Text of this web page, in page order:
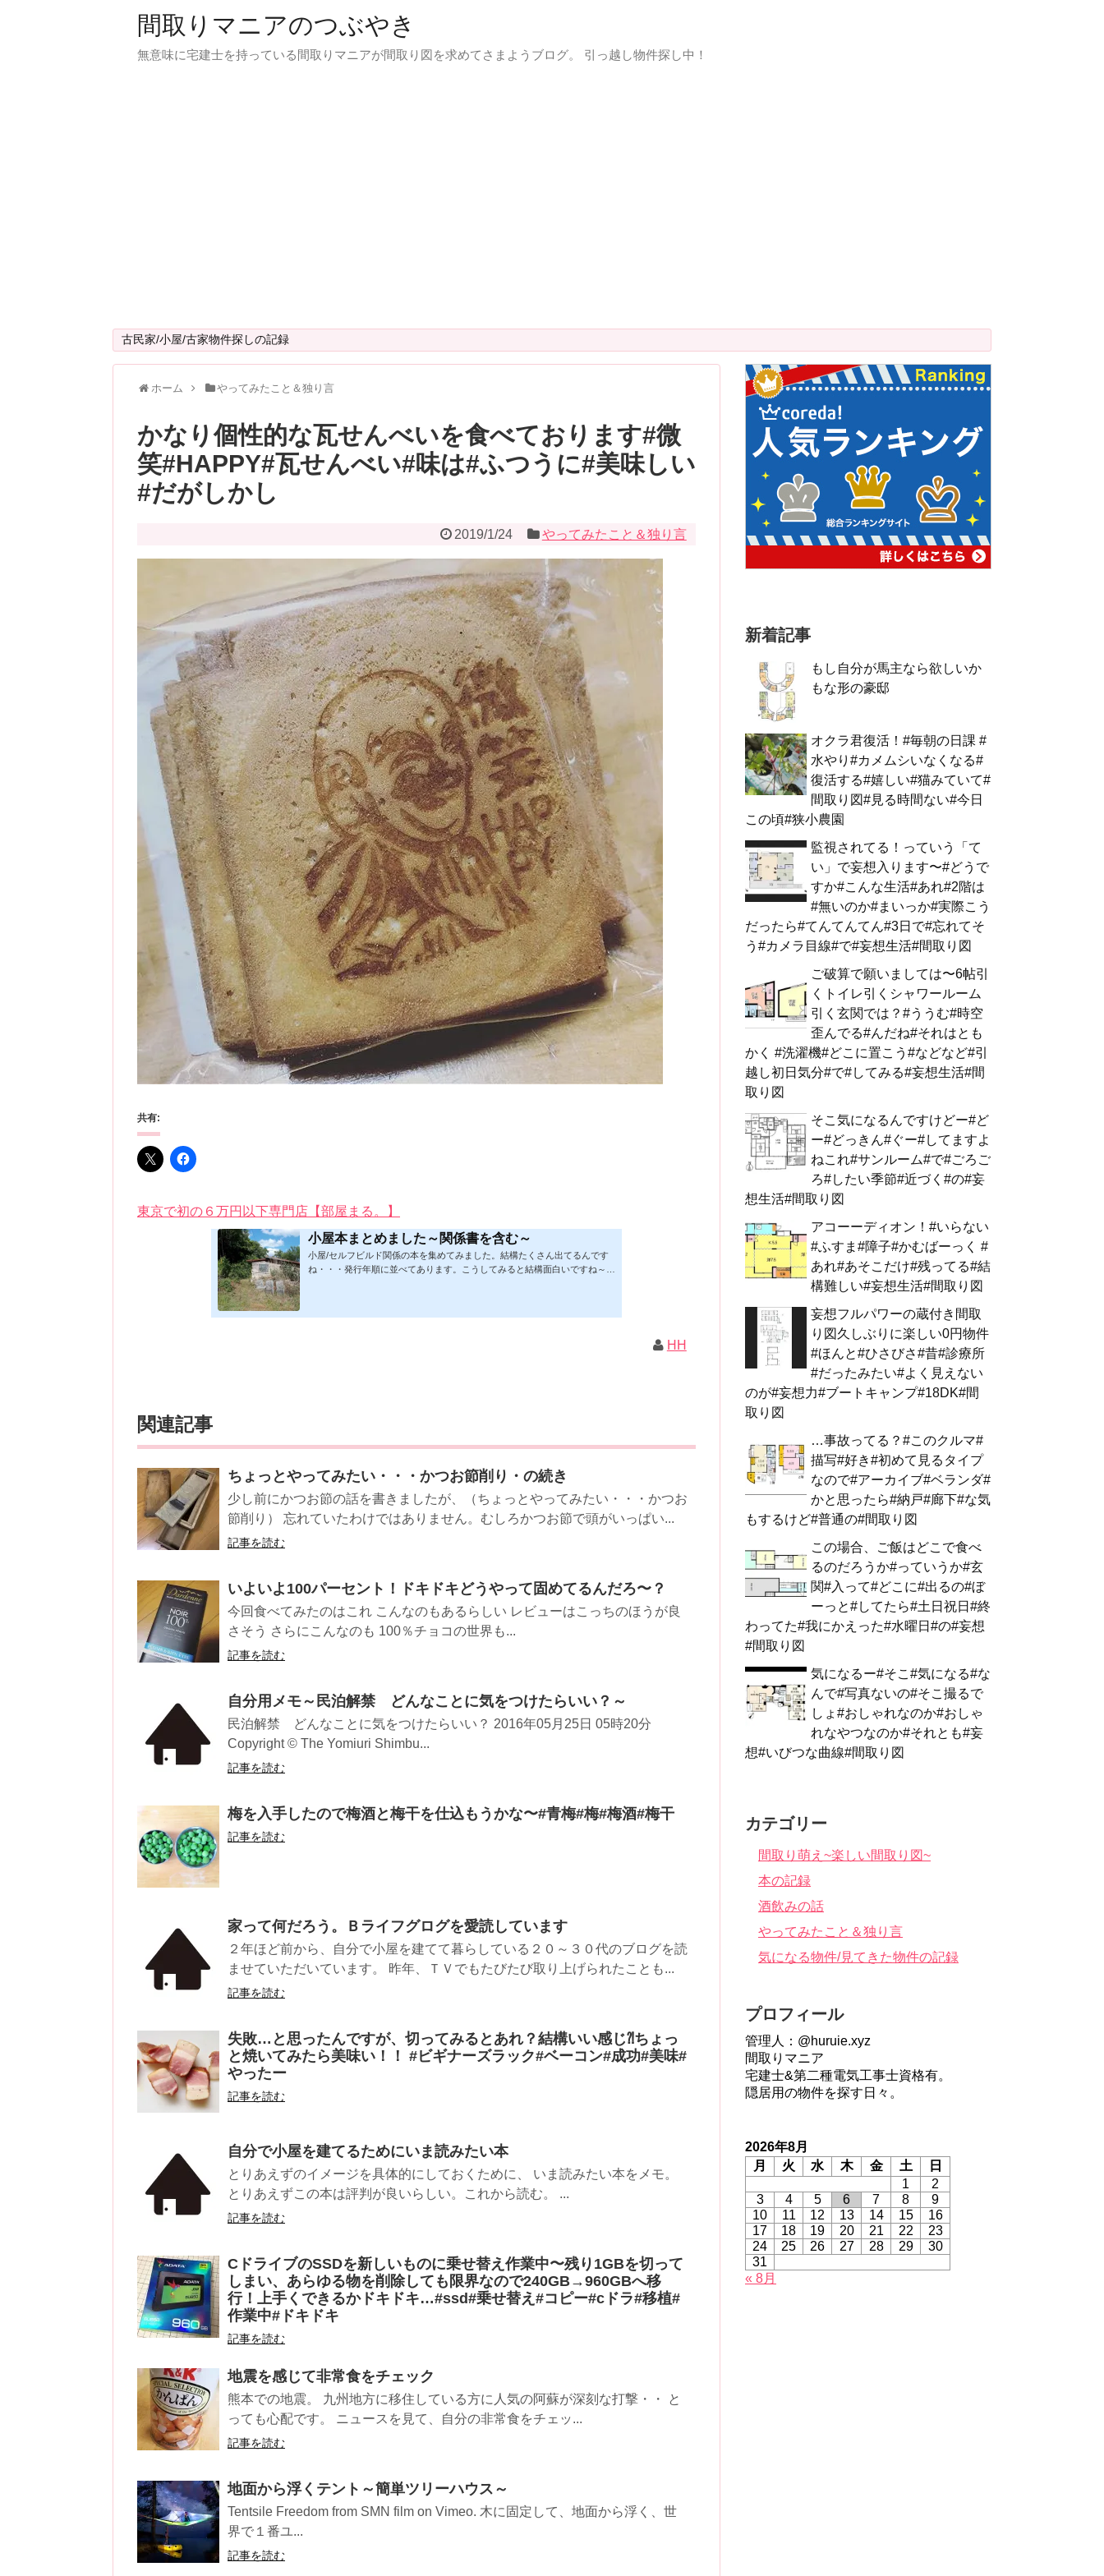
間取りマニアのつぶやき
無意味に宅建士を持っている間取りマニアが間取り図を求めてさまようブログ。 引っ越し物件探し中！
古民家/小屋/古家物件探しの記録
ホーム やってみたこと＆独り言
かなり個性的な瓦せんべいを食べております#微
笑#HAPPY#瓦せんべい#味は#ふつうに#美味しい
#だがしかし
2019/1/24 やってみたこと＆独り言
共有:
東京で初の６万円以下専門店【部屋まる。】
小屋本まとめました～関係書を含む～
小屋/セルフビルド関係の本を集めてみました。結構たくさん出てるんです
ね・・・発行年順に並べてあります。こうしてみると結構面白いですね～※
HH
関連記事
ちょっとやってみたい・・・かつお節削り・の続き
少し前にかつお節の話を書きましたが、（ちょっとやってみたい・・・かつお
節削り） 忘れていたわけではありません。むしろかつお節で頭がいっぱい...
記事を読む
いよいよ100パーセント！ドキドキどうやって固めてるんだろ〜？
今回食べてみたのはこれ こんなのもあるらしい レビューはこっちのほうが良
さそう さらにこんなのも 100％チョコの世界も...
記事を読む
自分用メモ～民泊解禁 どんなことに気をつけたらいい？～
民泊解禁 どんなことに気をつけたらいい？ 2016年05月25日 05時20分
Copyright © The Yomiuri Shimbu...
記事を読む
梅を入手したので梅酒と梅干を仕込もうかな〜#青梅#梅#梅酒#梅干
記事を読む
家って何だろう。Ｂライフグログを愛読しています
２年ほど前から、自分で小屋を建てて暮らしている２０～３０代のブログを読
ませていただいています。 昨年、ＴＶでもたびたび取り上げられたことも...
記事を読む
失敗…と思ったんですが、切ってみるとあれ？結構いい感じ⁈ちょっ
と焼いてみたら美味い！！ #ビギナーズラック#ベーコン#成功#美味#
やったー
記事を読む
自分で小屋を建てるためにいま読みたい本
とりあえずのイメージを具体的にしておくために、 いま読みたい本をメモ。
とりあえずこの本は評判が良いらしい。これから読む。 ...
記事を読む
CドライブのSSDを新しいものに乗せ替え作業中〜残り1GBを切って
しまい、あらゆる物を削除しても限界なので240GB→960GBへ移
行！上手くできるかドキドキ…#ssd#乗せ替え#コピー#cドラ#移植#
作業中#ドキドキ
記事を読む
地震を感じて非常食をチェック
熊本での地震。 九州地方に移住している方に人気の阿蘇が深刻な打撃・・ と
っても心配です。 ニュースを見て、自分の非常食をチェッ...
記事を読む
地面から浮くテント～簡単ツリーハウス～
Tentsile Freedom from SMN film on Vimeo. 木に固定して、地面から浮く、世
界で１番ユ...
記事を読む
新着記事
もし自分が馬主なら欲しいか
もな形の豪邸
オクラ君復活！#毎朝の日課 #
水やり#カメムシいなくなる#
復活する#嬉しい#猫みていて#
間取り図#見る時間ない#今日
この頃#狭小農園
監視されてる！っていう「て
い」で妄想入ります〜#どうで
すか#こんな生活#あれ#2階は
#無いのか#まいっか#実際こう
だったら#てんてんてん#3日で#忘れてそ
う#カメラ目線#で#妄想生活#間取り図
ご破算で願いましては〜6帖引
くトイレ引くシャワールーム
引く玄関では？#ううむ#時空
歪んでる#んだね#それはとも
かく #洗濯機#どこに置こう#などなど#引
越し初日気分#で#してみる#妄想生活#間
取り図
そこ気になるんですけどー#ど
ー#どっきん#ぐー#してますよ
ねこれ#サンルーム#で#ごろご
ろ#したい季節#近づく#の#妄
想生活#間取り図
アコーーディオン！#いらない
#ふすま#障子#かむばーっく #
あれ#あそこだけ#残ってる#結
構難しい#妄想生活#間取り図
妄想フルパワーの蔵付き間取
り図久しぶりに楽しい0円物件
#ほんと#ひさびさ#昔#診療所
#だったみたい#よく見えない
のが#妄想力#ブートキャンプ#18DK#間
取り図
…事故ってる？#このクルマ#
描写#好き#初めて見るタイプ
なので#アーカイブ#ベランダ#
かと思ったら#納戸#廊下#な気
もするけど#普通の#間取り図
この場合、ご飯はどこで食べ
るのだろうか#っていうか#玄
関#入って#どこに#出るの#ぼ
ーっと#してたら#土日祝日#終
わってた#我にかえった#水曜日#の#妄想
#間取り図
気になるー#そこ#気になる#な
んで#写真ないの#そこ撮るで
しょ#おしゃれなのか#おしゃ
れなやつなのか#それとも#妄
想#いびつな曲線#間取り図
カテゴリー
間取り萌え~楽しい間取り図~
本の記録
酒飲みの話
やってみたこと＆独り言
気になる物件/見てきた物件の記録
プロフィール
管理人：@huruie.xyz
間取りマニア
宅建士&第二種電気工事士資格有。
隠居用の物件を探す日々。
2026年8月
月
火 水 木 金 土
日
1
2
3
4 5 6 7 8
9
10
11 12 13 14 15
16
17
18 19 20 21 22
23
24
25 26 27 28 29
30
31
« 8月